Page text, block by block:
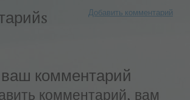
Добавить комментарий
комментарий
комментарий, вам